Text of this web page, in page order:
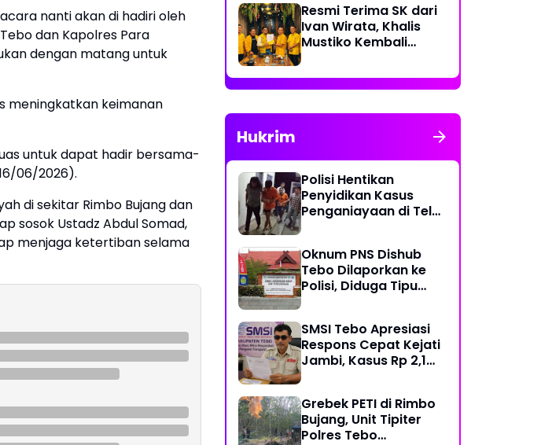
nanti akan di hadiri oleh
dan Kapolres Para
dengan matang untuk
meningkatkan keimanan
untuk dapat hadir bersama-
06/2026).
di sekitar Rimbo Bujang dan
sosok Ustadz Abdul Somad,
menjaga ketertiban selama
Resmi Terima SK dari
Ivan Wirata, Khalis
Mustiko Kembali
Liga Marisa Jadi
Sekretaris
Hukrim
Polisi Hentikan
Penyidikan Kasus
Penganiayaan di Teluk
Restoratif
Oknum PNS Dishub
Tebo Dilaporkan ke
Polisi, Diduga Tipu
Kerja
SMSI Tebo Apresiasi
Respons Cepat Kejati
Jambi, Kasus Rp 2,1
Grebek PETI di Rimbo
Bujang, Unit Tipiter
Polres Tebo